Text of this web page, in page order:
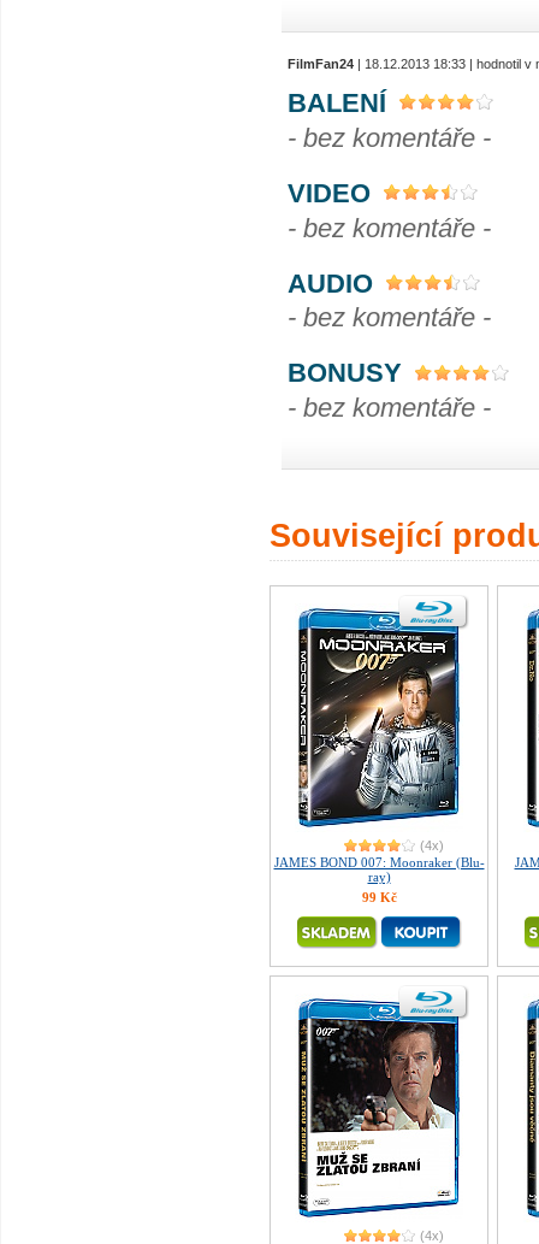
FilmFan24 | 18.12.2013 18:33 | hodnotil
BALENÍ
- bez komentáře -
VIDEO
- bez komentáře -
AUDIO
- bez komentáře -
BONUSY
- bez komentáře -
Související
(4x)
JAMES BOND 007: Moonraker (Blu-
ray)
99 Kč
(4x)